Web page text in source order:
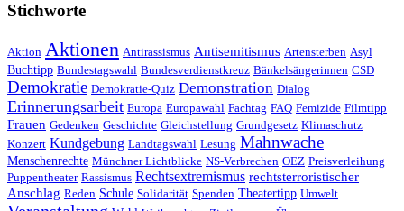
Stichworte
Aktion Aktionen Antirassismus Antisemitismus Artensterben Asyl
Buchtipp Bundestagswahl Bundesverdienstkreuz Bänkelsängerinnen CSD
Demokratie Demokratie-Quiz Demonstration Dialog
Erinnerungsarbeit Europa Europawahl Fachtag FAQ Femizide Filmtipp
Frauen Gedenken Geschichte Gleichstellung Grundgesetz Klimaschutz
Konzert Kundgebung Landtagswahl Lesung Mahnwache
Menschenrechte Münchner Lichtblicke NS-Verbrechen OEZ Preisverleihung
Puppentheater Rassismus Rechtsextremismus rechtsterroristischer
Anschlag Reden Schule Solidarität Spenden Theatertipp Umwelt